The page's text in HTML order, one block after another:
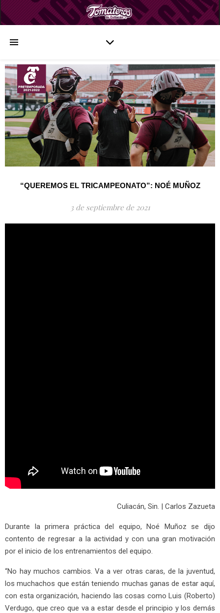
“QUEREMOS EL TRICAMPEONATO”: NOÉ MUÑOZ
3 de septiembre de 2021
Culiacán, Sin. | Carlos Zazueta
Durante la primera práctica del equipo, Noé Muñoz se dijo
contento de regresar a la actividad y con una gran motivación
por el inicio de los entrenamientos del equipo.
“No hay muchos cambios. Va a ver otras caras, de la juventud,
los muchachos que están teniendo muchas ganas de estar aquí,
con esta organización, haciendo las cosas como Luis (Roberto)
Verdugo, que creo que va a estar desde el principio y los demás